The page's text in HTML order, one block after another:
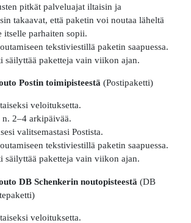
pitkät palveluajat iltaisin ja
takaavat, että paketin voi noutaa läheltä
itselle parhaiten sopii.
tekstiviestillä paketin saapuessa.
säilyttää paketteja vain viikon ajan.
Postin toimipisteestä (Postipaketti)
veloituksetta.
2–4 arkipäivää.
valitsemastasi Postista.
tekstiviestillä paketin saapuessa.
säilyttää paketteja vain viikon ajan.
DB Schenkerin noutopisteestä (DB
veloituksetta.